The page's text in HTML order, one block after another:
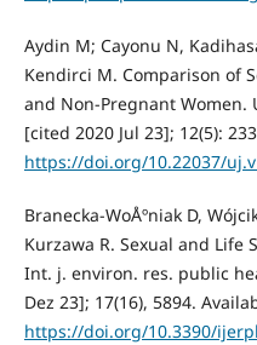
Aydin M; Cayonu N,
Kendirci M. Comparison of
and Non-Pregnant Women.
[cited 2020 Jul 23]; 12(5):
https://doi.org/10.22037/
Branecka-WoÅºniak D,
Kurzawa R. Sexual and Life
Int. j. environ. res. public
Dez 23]; 17(16), 5894.
https://doi.org/10.3390/